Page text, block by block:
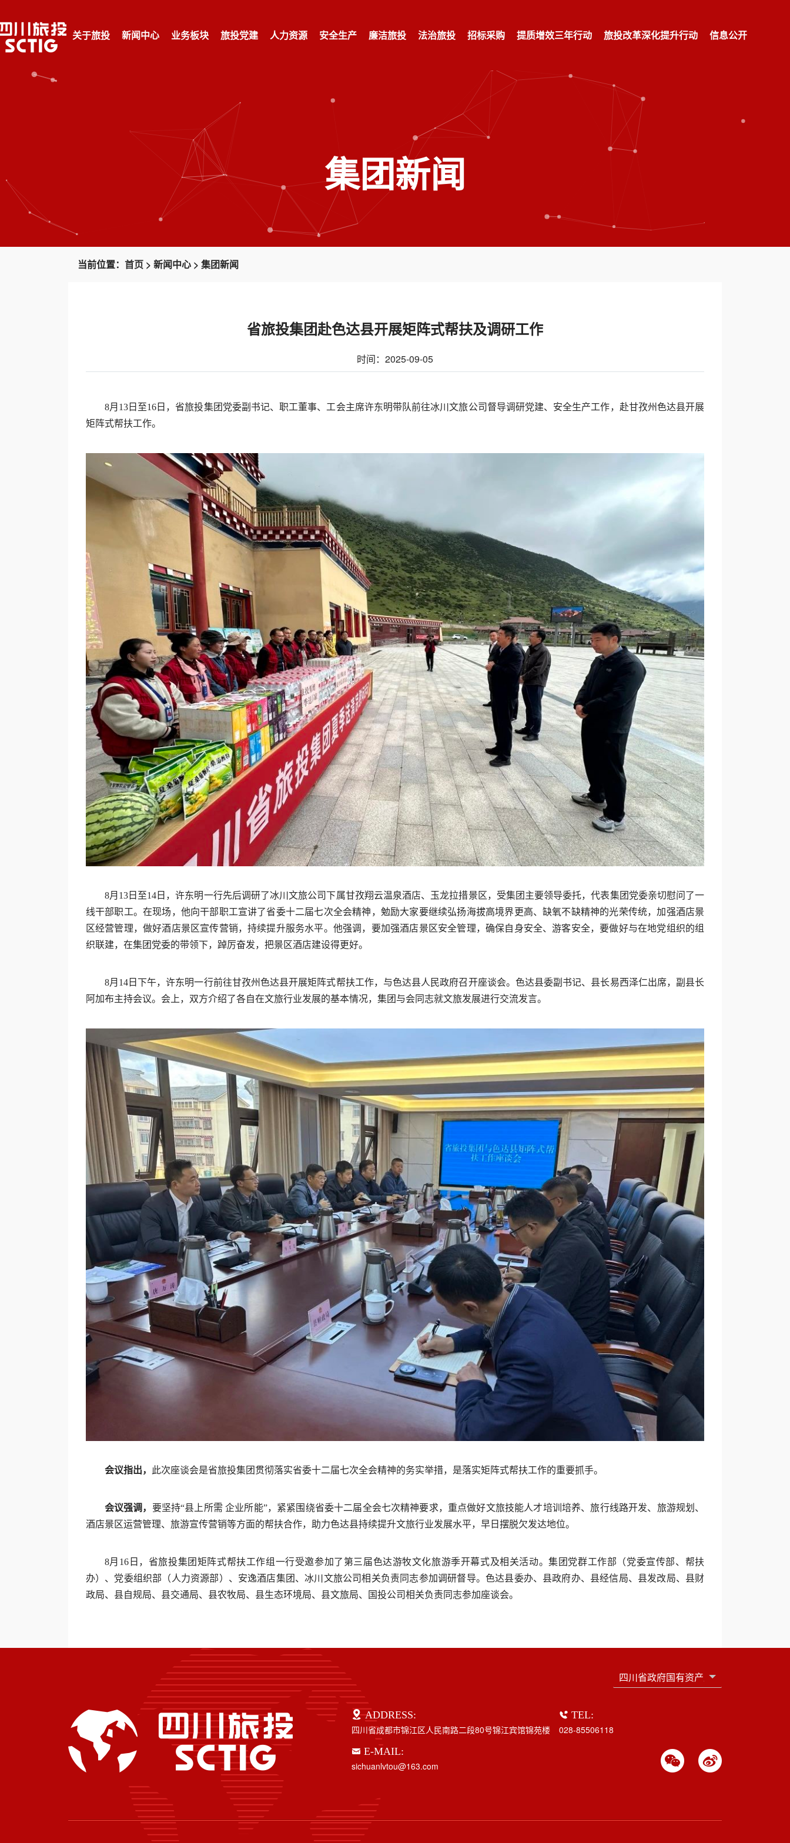
关于旅投 新闻中心 业务板块 旅投党建 人力资源 安全生产 廉洁旅投 法治旅投 招标采购 提质增效三年行动 旅投改革深化提升行动 信息公开
集团新闻
当前位置： 首页> 新闻中心 > 集团新闻
省旅投集团赴色达县开展矩阵式帮扶及调研工作
时间：2025-09-05
8月13日至16日，省旅投集团党委副书记、职工董事、工会主席许东明带队前往冰川文旅公司督导调研党建、安全生产工作，赴甘孜州色达县开展
矩阵式帮扶工作。
8月13日至14日，许东明一行先后调研了冰川文旅公司下属甘孜翔云温泉酒店、玉龙拉措景区，受集团主要领导委托，代表集团党委亲切慰问了一
线干部职工。在现场，他向干部职工宣讲了省委十二届七次全会精神，勉励大家要继续弘扬海拔高境界更高、缺氧不缺精神的光荣传统，加强酒店景
区经营管理，做好酒店景区宣传营销，持续提升服务水平。他强调，要加强酒店景区安全管理，确保自身安全、游客安全，要做好与在地党组织的组
织联建，在集团党委的带领下，踔厉奋发，把景区酒店建设得更好。
8月14日下午，许东明一行前往甘孜州色达县开展矩阵式帮扶工作，与色达县人民政府召开座谈会。色达县委副书记、县长易西泽仁出席，副县长
阿加布主持会议。会上，双方介绍了各自在文旅行业发展的基本情况，集团与会同志就文旅发展进行交流发言。
会议指出， 此次座谈会是省旅投集团贯彻落实省委十二届七次全会精神的务实举措，是落实矩阵式帮扶工作的重要抓手。
会议强调， 要坚持“县上所需 企业所能”，紧紧围绕省委十二届全会七次精神要求，重点做好文旅技能人才培训培养、旅行线路开发、旅游规划、
酒店景区运营管理、旅游宣传营销等方面的帮扶合作，助力色达县持续提升文旅行业发展水平，早日摆脱欠发达地位。
8月16日，省旅投集团矩阵式帮扶工作组一行受邀参加了第三届色达游牧文化旅游季开幕式及相关活动。集团党群工作部（党委宣传部、帮扶
办）、党委组织部（人力资源部）、安逸酒店集团、冰川文旅公司相关负责同志参加调研督导。色达县委办、县政府办、县经信局、县发改局、县财
政局、县自规局、县交通局、县农牧局、县生态环境局、县文旅局、国投公司相关负责同志参加座谈会。
ADDRESS:
四川省成都市锦江区人民南路二段80号锦江宾馆锦苑楼
TEL:
028-85506118
E-MAIL:
sichuanlvtou@163.com